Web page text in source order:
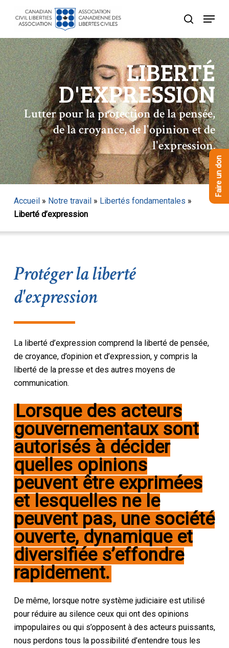
content
recherche
Menu
LIBERTÉ
D'EXPRESSION
Lutter pour la protection de la pensée,
de la croyance, de l'opinion et de
l'expression.
Accueil» Notre travail» Libertés fondamentales »
Liberté d’expression
Protéger la liberté
d'expression
La liberté d’expression comprend la liberté de pensée,
de croyance, d’opinion et d’expression, y compris la
liberté de la presse et des autres moyens de
communication.
Lorsque des acteurs
gouvernementaux sont
autorisés à décider
quelles opinions
peuvent être exprimées
et lesquelles ne le
peuvent pas, une société
ouverte, dynamique et
diversifiée s’effondre
rapidement.
De même, lorsque notre système judiciaire est utilisé
pour réduire au silence ceux qui ont des opinions
impopulaires ou qui s’opposent à des acteurs puissants,
nous perdons tous la possibilité d’entendre tous les
Menu
Faire un don